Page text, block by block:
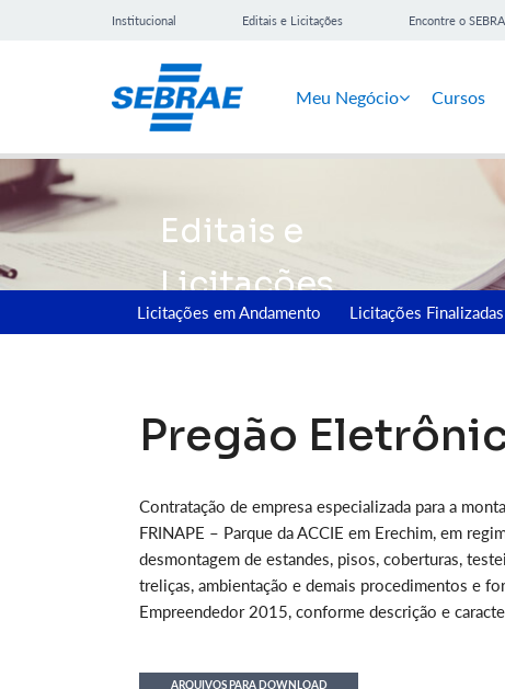
Institucional Editais e Licitações Encontre o
Meu Negócio Cursos
Editais e
Licitações
Licitações em Andamento Licitações Finalizadas
Pregão
Contratação de empresa especializada para a
FRINAPE – Parque da ACCIE em Erechim, em
desmontagem de estandes, pisos, coberturas,
treliças, ambientação e demais procedimentos e
Empreendedor 2015, conforme descrição e
ARQUIVOS PARA DOWNLOAD